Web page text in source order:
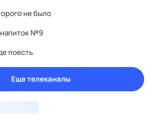
не было
№9
поесть
Еще телеканалы